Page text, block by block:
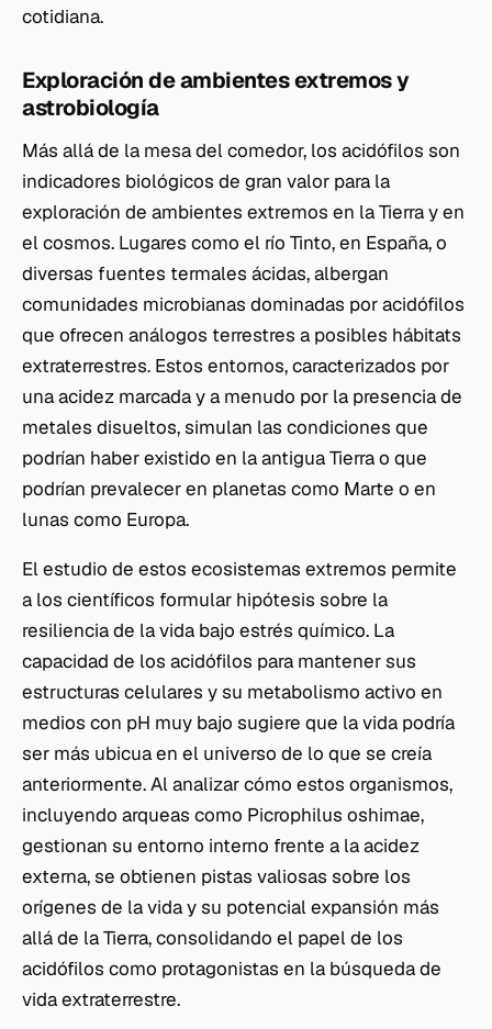
cotidiana.
Exploración de ambientes extremos y
astrobiología
Más allá de la mesa del comedor, los acidófilos son
indicadores biológicos de gran valor para la
exploración de ambientes extremos en la Tierra y en
el cosmos. Lugares como el río Tinto, en España, o
diversas fuentes termales ácidas, albergan
comunidades microbianas dominadas por acidófilos
que ofrecen análogos terrestres a posibles hábitats
extraterrestres. Estos entornos, caracterizados por
una acidez marcada y a menudo por la presencia de
metales disueltos, simulan las condiciones que
podrían haber existido en la antigua Tierra o que
podrían prevalecer en planetas como Marte o en
lunas como Europa.
El estudio de estos ecosistemas extremos permite
a los científicos formular hipótesis sobre la
resiliencia de la vida bajo estrés químico. La
capacidad de los acidófilos para mantener sus
estructuras celulares y su metabolismo activo en
medios con pH muy bajo sugiere que la vida podría
ser más ubicua en el universo de lo que se creía
anteriormente. Al analizar cómo estos organismos,
incluyendo arqueas como Picrophilus oshimae,
gestionan su entorno interno frente a la acidez
externa, se obtienen pistas valiosas sobre los
orígenes de la vida y su potencial expansión más
allá de la Tierra, consolidando el papel de los
acidófilos como protagonistas en la búsqueda de
vida extraterrestre.